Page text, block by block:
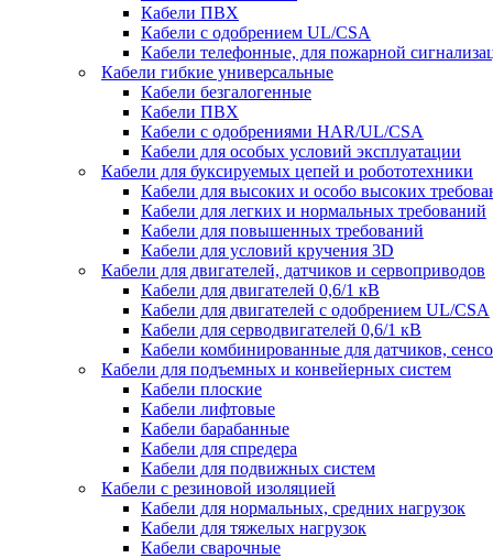
Кабели ПВХ
Кабели с одобрением UL/CSA
Кабели телефонные, для пожарной
Кабели гибкие универсальные
Кабели безгалогенные
Кабели ПВХ
Кабели с одобрениями HAR/UL/CSA
Кабели для особых условий эксплуатации
Кабели для буксируемых цепей и робототехники
Кабели для высоких и особо высоких
Кабели для легких и нормальных требований
Кабели для повышенных требований
Кабели для условий кручения 3D
Кабели для двигателей, датчиков и сервоприводов
Кабели для двигателей 0,6/1 кВ
Кабели для двигателей с одобрением UL/CSA
Кабели для серводвигателей 0,6/1 кВ
Кабели комбинированные для датчиков,
Кабели для подъемных и конвейерных систем
Кабели плоские
Кабели лифтовые
Кабели барабанные
Кабели для спредера
Кабели для подвижных систем
Кабели с резиновой изоляцией
Кабели для нормальных, средних нагрузок
Кабели для тяжелых нагрузок
Кабели сварочные